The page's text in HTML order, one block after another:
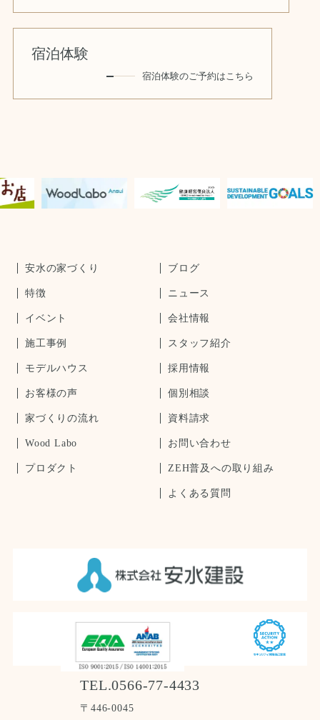
宿泊体験
宿泊体験のご予約はこちら
TEL.0566-77-4433
〒446-0045
安水の家づくり
特徴
イベント
施工事例
モデルハウス
お客様の声
家づくりの流れ
Wood Labo
プロダクト
ブログ
ニュース
会社情報
スタッフ紹介
採用情報
個別相談
資料請求
お問い合わせ
ZEH普及への取り組み
よくある質問